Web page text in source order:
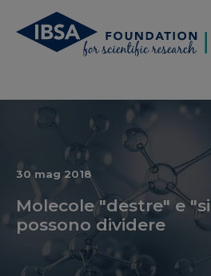
30 mag 2018
Molecole "destre" e
possono dividere